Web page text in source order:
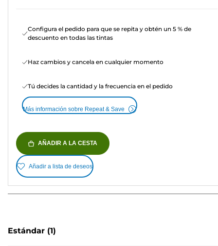
Configura el pedido para que se repita y obtén un 5 % de
descuento en todas las tintas
Haz cambios y cancela en cualquier momento
Tú decides la cantidad y la frecuencia en el pedido
Más información sobre Repeat & Save
AÑADIR A LA CESTA
Añadir a lista de deseos
Estándar (1)